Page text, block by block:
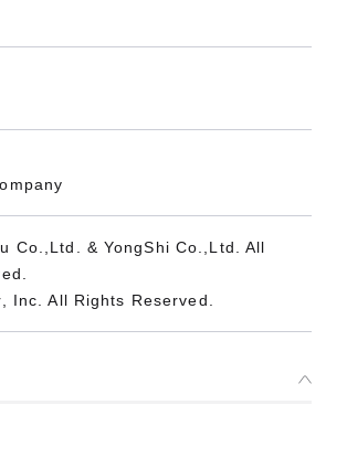
Co.,Ltd. & YongShi Co.,Ltd. All
Inc. All Rights Reserved.